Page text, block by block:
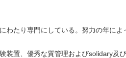
たり専門にしている。努力の年に
置、優秀な質管理およびsolidary及